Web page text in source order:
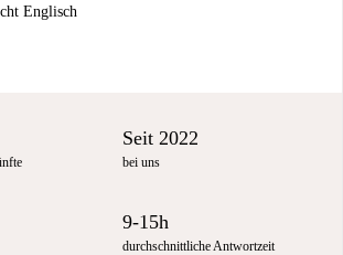
Englisch
Seit 2022
bei uns
9-15h
durchschnittliche Antwortzeit